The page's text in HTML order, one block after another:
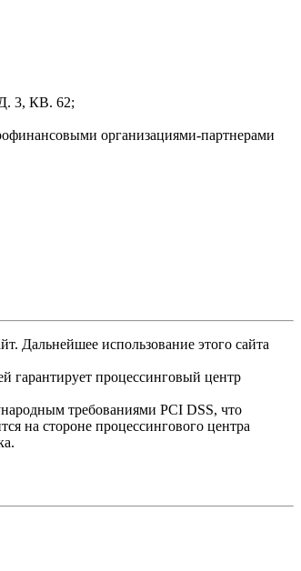
3, КВ. 62;
организациями-партнерами
Дальнейшее использование этого сайта
гарантирует процессинговый центр
требованиями PCI DSS, что
на стороне процессингового центра